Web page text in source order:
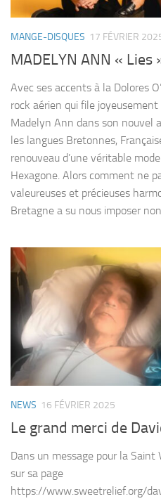
MANGE-DISQUES 17 FÉVRIER
MADELYN ANN « Lies
Avec ses accents à la Dolores
rock aérien qui file
Madelyn Ann dans son nouvel
les langues Bretonnes,
renouveau d’une véritable
Hexagone. Alors comment ne
valeureuses et précieuses
Bretagne a su nous imposer
NEWS 16 FÉVRIER 2025
Le grand merci de
Dans un message pour la
sur sa page
https://www.sweetrelief.org/